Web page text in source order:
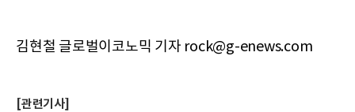
김현철 글로벌이코노믹 기자 rock@g-enews.com
[관련기사]